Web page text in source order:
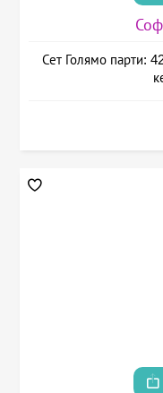
Сет Голямо парти: